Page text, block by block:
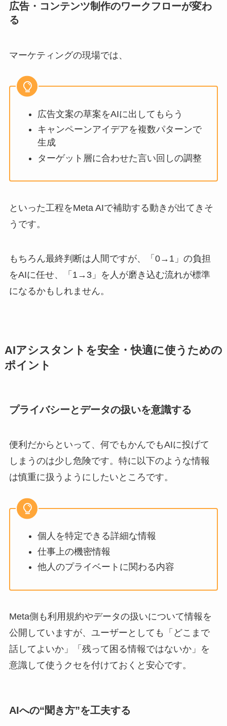
広告・コンテンツ制作のワークフローが変わ
る
マーケティングの現場では、
広告文案の草案をAIに出してもらう
キャンペーンアイデアを複数パターンで
生成
ターゲット層に合わせた言い回しの調整
といった工程をMeta AIで補助する動きが出てきそ
うです。
もちろん最終判断は人間ですが、「0→1」の負担
をAIに任せ、「1→3」を人が磨き込む流れが標準
になるかもしれません。
AIアシスタントを安全・快適に使うための
ポイント
プライバシーとデータの扱いを意識する
便利だからといって、何でもかんでもAIに投げて
しまうのは少し危険です。特に以下のような情報
は慎重に扱うようにしたいところです。
個人を特定できる詳細な情報
仕事上の機密情報
他人のプライベートに関わる内容
Meta側も利用規約やデータの扱いについて情報を
公開していますが、ユーザーとしても「どこまで
話してよいか」「残って困る情報ではないか」を
意識して使うクセを付けておくと安心です。
AIへの“聞き方”を工夫する